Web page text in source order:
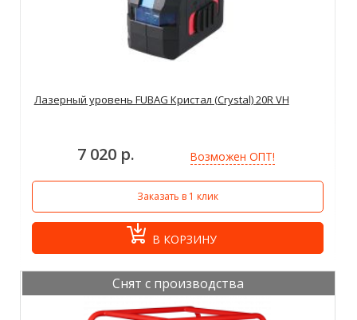
Лазерный уровень FUBAG Кристал (Crystal) 20R VH
7 020 р. Возможен ОПТ!
Заказать в 1 клик
В КОРЗИНУ
Снят с производства